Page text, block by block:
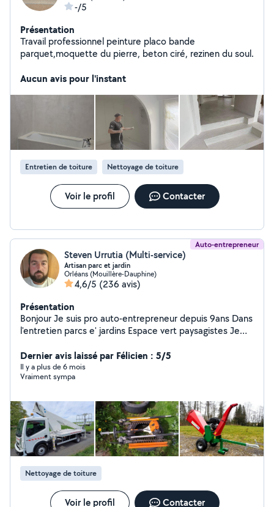
-/5
Présentation
Travail professionnel peinture placo bande
parquet,moquette du pierre, beton ciré, rezinen du soul.
Aucun avis pour l'instant
Entretien de toiture Nettoyage de toiture
Voir le profil Contacter
Auto-entrepreneur
Steven Urrutia (Multi-service)
Artisan parc et jardin
Orléans (Mouillère-Dauphine)
4,6/5 (236 avis)
Présentation
Bonjour Je suis pro auto-entrepreneur depuis 9ans Dans
l'entretien parcs e' jardins Espace vert paysagistes Je
annéesTravail qualifié et soignez Intervention rapide
services et Devis déplacements Etude gratuits pour plus
de renseignements Je vous propose de me contacter
conseillée Je reste à votre écoute Je suis Disponibles
7j7 Bonne continuation sur Halo les voisin
Dernier avis laissé par Félicien : 5/5
Il y a plus de 6 mois
Vraiment sympa
Nettoyage de toiture
Voir le profil Contacter